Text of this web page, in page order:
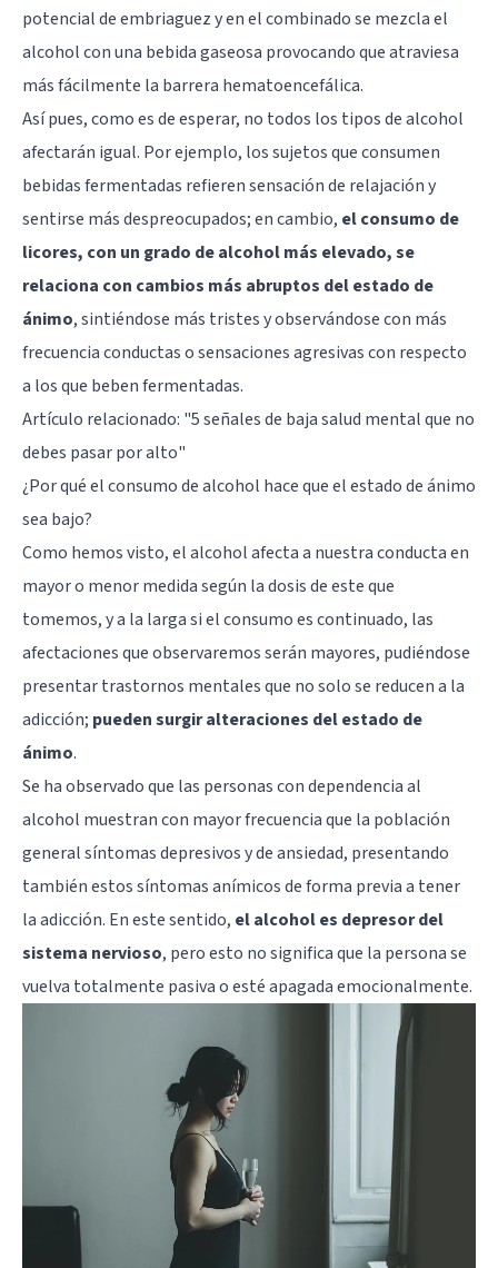
potencial de embriaguez y en el combinado se mezcla el
alcohol con una bebida gaseosa provocando que atraviesa
más fácilmente la barrera hematoencefálica.
Así pues, como es de esperar, no todos los tipos de alcohol
afectarán igual. Por ejemplo, los sujetos que consumen
bebidas fermentadas refieren sensación de relajación y
sentirse más despreocupados; en cambio, el consumo de
licores, con un grado de alcohol más elevado, se
relaciona con cambios más abruptos del estado de
ánimo, sintiéndose más tristes y observándose con más
frecuencia conductas o sensaciones agresivas con respecto
a los que beben fermentadas.
Artículo relacionado: "5 señales de baja salud mental que no
debes pasar por alto"
¿Por qué el consumo de alcohol hace que el estado de ánimo
sea bajo?
Como hemos visto, el alcohol afecta a nuestra conducta en
mayor o menor medida según la dosis de este que
tomemos, y a la larga si el consumo es continuado, las
afectaciones que observaremos serán mayores, pudiéndose
presentar trastornos mentales que no solo se reducen a la
adicción; pueden surgir alteraciones del estado de
ánimo.
Se ha observado que las personas con dependencia al
alcohol muestran con mayor frecuencia que la población
general síntomas depresivos y de ansiedad, presentando
también estos síntomas anímicos de forma previa a tener
la adicción. En este sentido, el alcohol es depresor del
sistema nervioso, pero esto no significa que la persona se
vuelva totalmente pasiva o esté apagada emocionalmente.